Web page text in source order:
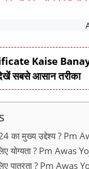
Kaise Banaye:
सबसे आसान तरीका
का मुख्य उद्देश्य ?
योग्यता ? Pm Awas
पात्रता ? Pm